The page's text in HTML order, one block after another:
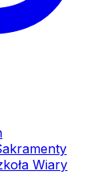
Wiary